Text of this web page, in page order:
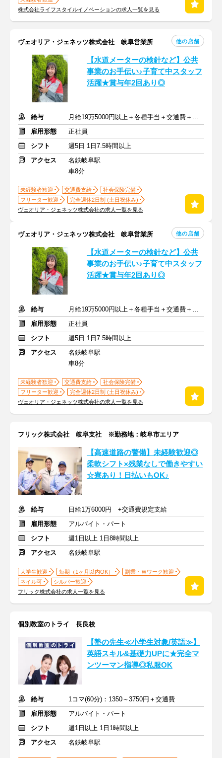
株式会社ライフスタイルイノベーションの求人一覧を見る
ヴェオリア・ジェネッツ株式会社 岐阜営業所 他の店舗
【水道メーターの検針など】公共
事業のお手伝い♪子育て中スタッフ
活躍★賞与年2回あり◎
給与
月給19万5000円以上＋各種手当＋交通費＋賞与
雇用形態
正社員
シフト
週5日 1日7.5時間以上
アクセス
名鉄岐阜駅
車8分
未経験者歓迎 交通費支給
社会保険完備
フリーター歓迎
完全週休2日制 (土日祝休み)
ヴェオリア・ジェネッツ株式会社の求人一覧を見る
ヴェオリア・ジェネッツ株式会社 岐阜営業所 他の店舗
【水道メーターの検針など】公共
事業のお手伝い♪子育て中スタッフ
活躍★賞与年2回あり◎
給与
月給19万5000円以上＋各種手当＋交通費＋賞与
雇用形態
正社員
シフト
週5日 1日7.5時間以上
アクセス
名鉄岐阜駅
車8分
未経験者歓迎 交通費支給
社会保険完備
フリーター歓迎
完全週休2日制 (土日祝休み)
ヴェオリア・ジェネッツ株式会社の求人一覧を見る
フリック株式会社 岐阜支社 ※勤務地：岐阜市エリア
【高速道路の警備】未経験歓迎◎
柔軟シフト×残業なしで働きやすい
☆寮あり！日払いもOK♪
給与
日給1万6000円 +交通費規定支給
雇用形態
アルバイト・パート
シフト
週1日以上 1日8時間以上
アクセス
名鉄岐阜駅
大学生歓迎 短期（1ヶ月以内OK）
副業・Ｗワーク歓迎
ネイル可
シルバー歓迎
フリック株式会社の求人一覧を見る
個別教室のトライ 長良校
【塾の先生≪小学生対象/英語≫】
英語スキル&基礎力UPに★完全マ
ンツーマン指導◎私服OK
給与
1コマ(60分)：1350～3750円＋交通費
雇用形態
アルバイト・パート
シフト
週1日以上 1日1時間以上
アクセス
名鉄岐阜駅